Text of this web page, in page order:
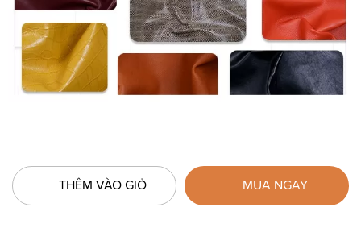
THÊM VÀO GIỎ MUA NGAY